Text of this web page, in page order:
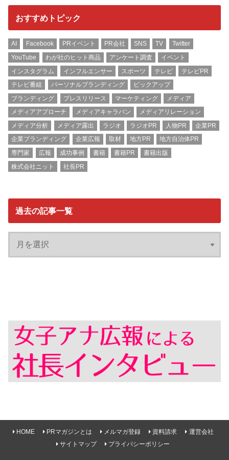
おすすめトピック
AI Facebook PRイベント PR会社 SNS TV
Twitter
YouTube
わが社のヒット商品 アンケート調査
イベント
インスタグラム
インフルエンサー スポーツ テレビ
テレビPR
テレビ番組
パーソナルブランディング
ピックアップ
ブランディング
プレスリリース マーケティング
メディア
メディアアプローチ
メディアキャラバン
メディアリレーション
メディア分析
メディア露出 ラジオ ラジオPR 人物PR
企業PR
企業ブランディング
企業広報 取材 地方PR
地方自治体PR
専門家
広報 成功事例 書籍 書籍PR
書籍出版
株式会社ニット
社長PR
過去の記事一覧
HOME PRマガジンとは メルマガ登録 資料請求
運営会社
サイトマップ
プライバシーポリシー